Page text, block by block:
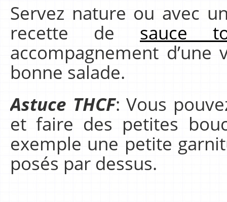
Servez nature ou avec
recette de sauce
accompagnement
bonne salade.
Astuce THCF: Vous
et faire des petites
exemple une petite
posés par dessus.